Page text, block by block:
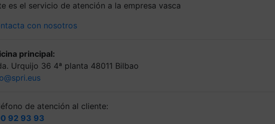
es el servicio de atención a la empresa vasca
con nosotros
principal:
Urquijo 36 4ª planta 48011 Bilbao
de atención al cliente:
92 93 93